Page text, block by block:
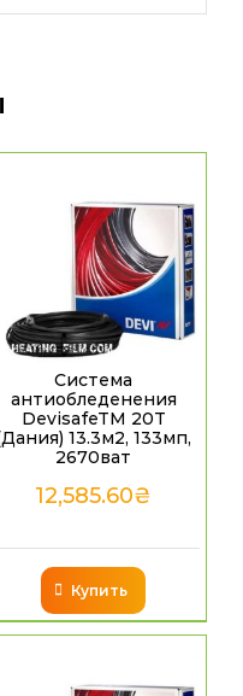
Система
антиобледенения
DevisafeTM 20T
13.3м2, 133мп,
2670ват
12,585.60₴
Купить